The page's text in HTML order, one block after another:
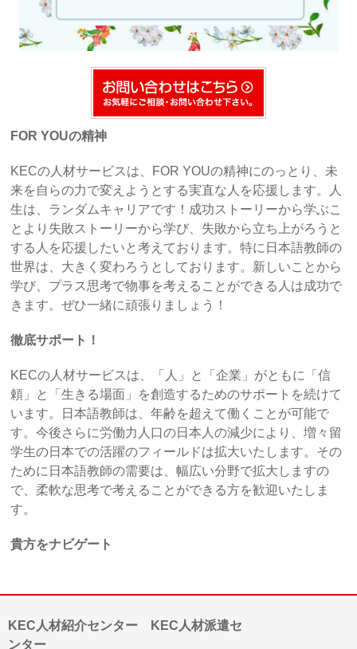
FOR YOUの精神
KECの人材サービスは、FOR YOUの精神にのっとり、未
来を自らの力で変えようとする実直な人を応援します。人
生は、ランダムキャリアです！成功ストーリーから学ぶこ
とより失敗ストーリーから学び、失敗から立ち上がろうと
する人を応援したいと考えております。特に日本語教師の
世界は、大きく変わろうとしております。新しいことから
学び、プラス思考で物事を考えることができる人は成功で
きます。ぜひ一緒に頑張りましょう！
徹底サポート！
KECの人材サービスは、「人」と「企業」がともに「信
頼」と「生きる場面」を創造するためのサポートを続けて
います。日本語教師は、年齢を超えて働くことが可能で
す。今後さらに労働力人口の日本人の減少により、増々留
学生の日本での活躍のフィールドは拡大いたします。その
ために日本語教師の需要は、幅広い分野で拡大しますの
で、柔軟な思考で考えることができる方を歓迎いたしま
す。
貴方をナビゲート
KEC人材紹介センター KEC人材派遣セ
ンター